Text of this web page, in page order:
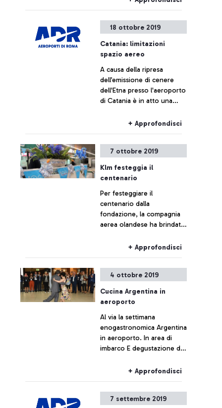
delegazione italiana di
ritorno dagli Inas Global
Games di Brisbane, i Giochi
paralimpici riservati ad atleti
con disabilità intellettive
relazionali.
18 ottobre 2019
Catania: limitazioni
spazio aereo
A causa della ripresa
dell’emissione di cenere
dell'Etna presso l'aeroporto
di Catania è in atto una
+ Approfondisci
7 ottobre 2019
Klm festeggia il
centenario
Per festeggiare il
centenario dalla
fondazione, la compagnia
aerea olandese ha brindato
i passeggeri.+ Approfondisci
4 ottobre 2019
Cucina Argentina in
aeroporto
Al via la settimana
enogastronomica Argentina
in aeroporto. In area di
imbarco E degustazione di
con l’eccellenza dei
prodotti italiani a beneficio
dei viaggiatori
+ Approfondisci
7 settembre 2019